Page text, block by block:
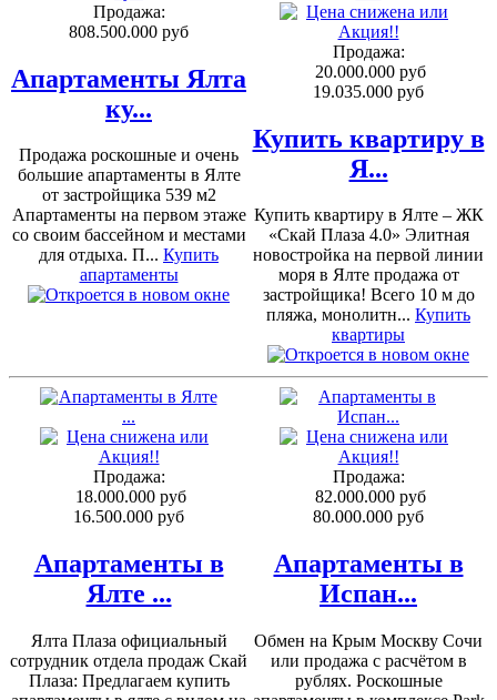
Продажа:
808.500.000 руб
Апартаменты Ялта
ку...
Продажа роскошные и очень
большие апартаменты в Ялте
от застройщика 539 м2
Апартаменты на первом этаже
со своим бассейном и местами
для отдыха. П... Купить
апартаменты
Продажа:
20.000.000 руб
19.035.000 руб
Купить квартиру в
Я...
Купить квартиру в Ялте – ЖК
«Скай Плаза 4.0» Элитная
новостройка на первой линии
моря в Ялте продажа от
застройщика! Всего 10 м до
пляжа, монолитн... Купить
квартиры
Продажа:
18.000.000 руб
16.500.000 руб
Апартаменты в
Ялте ...
Ялта Плаза официальный
сотрудник отдела продаж Скай
Плаза: Предлагаем купить
Продажа:
82.000.000 руб
80.000.000 руб
Апартаменты в
Испан...
Обмен на Крым Москву Сочи
или продажа с расчётом в
рублях. Роскошные